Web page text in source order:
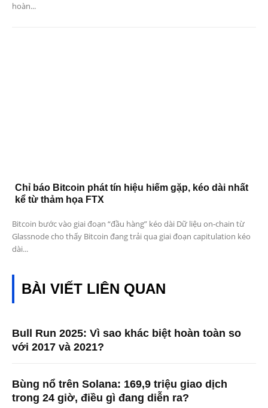
hoàn...
Chỉ báo Bitcoin phát tín hiệu hiếm gặp, kéo dài nhất
kể từ thảm họa FTX
Bitcoin bước vào giai đoạn “đầu hàng” kéo dài Dữ liệu on-chain từ
Glassnode cho thấy Bitcoin đang trải qua giai đoạn capitulation kéo
dài...
BÀI VIẾT LIÊN QUAN
Bull Run 2025: Vì sao khác biệt hoàn toàn so
với 2017 và 2021?
Bùng nổ trên Solana: 169,9 triệu giao dịch
trong 24 giờ, điều gì đang diễn ra?